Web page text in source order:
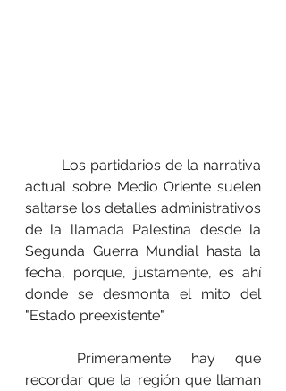
actual sobre Medio Oriente suelen
saltarse los detalles administrativos
de la llamada Palestina desde la
Segunda Guerra Mundial hasta la
fecha, porque, justamente, es ahí
donde se desmonta el mito del
"Estado preexistente".
recordar que la región que llaman